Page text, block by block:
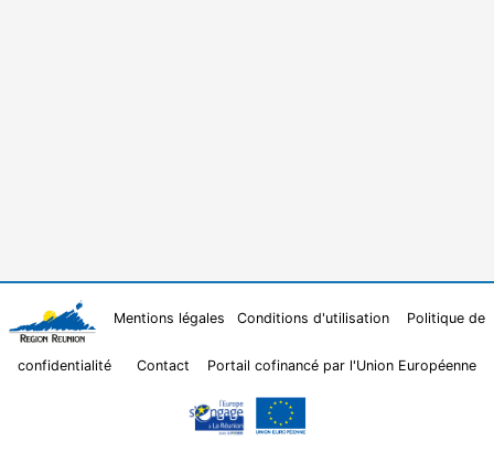
Mentions légales Conditions d'utilisation Politique de
confidentialité Contact Portail cofinancé par l'Union Européenne